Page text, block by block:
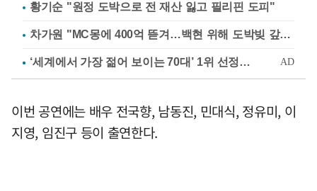
황기순 "원정 도박으로 전 재산 잃고 필리핀 도피"
차가원 "MC몽에 400억 뜯겨…백현 위해 도박빚 갚아줘"
이번 공연에는 배우 전국향, 남동진, 민대식, 정유미, 이
지영, 임진구 등이 출연한다.